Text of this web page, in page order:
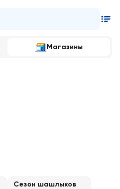
Магазины
Сезон шашлыков